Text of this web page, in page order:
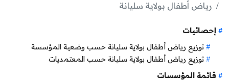
رياض أطفال بولاية سليانة
إحصائيات
توزيع رياض أطفال بولاية سليانة حسب وضعية المؤسسة
توزيع رياض أطفال بولاية سليانة حسب المعتمديات
قائمة المؤسسات